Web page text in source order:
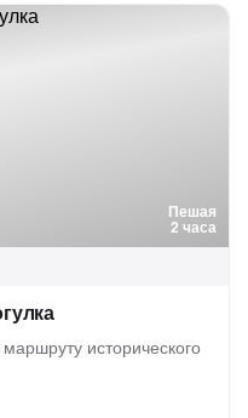
Пешая
2 часа
исторического